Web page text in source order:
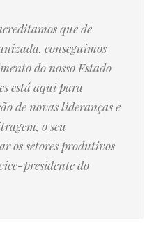
que de
conseguimos
do nosso Estado
está aqui para
de novas lideranças e
o seu
os setores produtivos
presidente do